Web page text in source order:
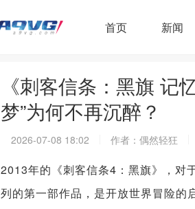
首页 新闻
《刺客信条：黑旗 记
梦”为何不再沉醉？
2026-07-08 18:02 作者：偶然轻狂
2013年的《刺客信条4：黑旗》，对
列的第一部作品，是开放世界冒险